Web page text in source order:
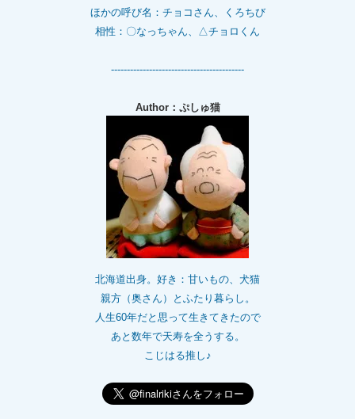
ほかの呼び名：チョコさん、くろちび
相性：〇なっちゃん、△チョロくん
------------------------------------------
Author：ぷしゅ猫
北海道出身。好き：甘いもの、犬猫
親方（奥さん）とふたり暮らし。
人生60年だと思って生きてきたので
あと数年で天寿を全うする。
こじはる推し♪